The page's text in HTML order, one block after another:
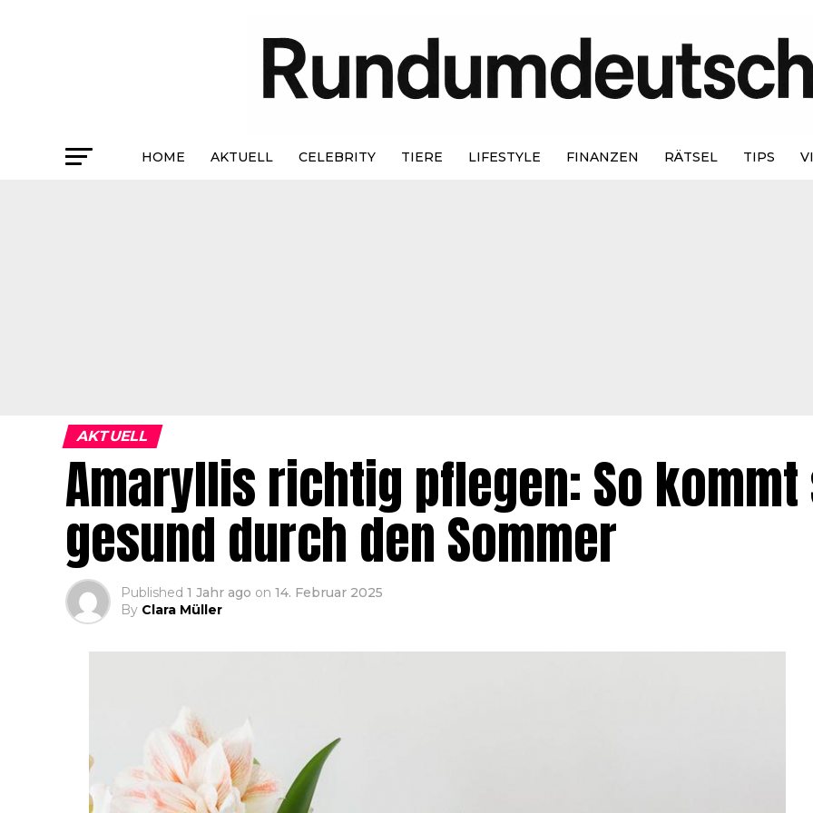
HOME AKTUELL CELEBRITY TIERE LIFESTYLE FINANZEN RÄTSEL TIPS
AKTUELL
Amaryllis richtig pflegen: So
gesund durch den Sommer
Published 1 Jahr ago on 14. Februar 2025
By Clara Müller